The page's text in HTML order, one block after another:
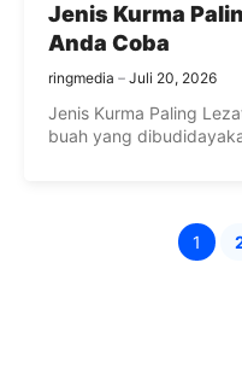
Jenis Kurma
Anda Coba
ringmedia Juli 20, 2026
Jenis Kurma Paling
buah yang
1